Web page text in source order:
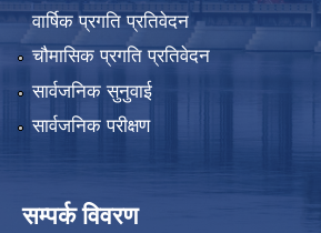
वार्षिक प्रगति प्रतिवेदन
चौमासिक प्रगति प्रतिवेदन
सार्वजनिक सुनुवाई
सार्वजनिक परीक्षण
सम्पर्क विवरण